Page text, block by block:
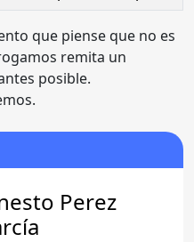
que piense que no es
remita un
posible.
Perez